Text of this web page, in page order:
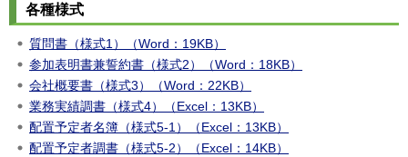
各種様式
質問書（様式1）（Word：19KB）
参加表明書兼誓約書（様式2）（Word：18KB）
会社概要書（様式3）（Word：22KB）
業務実績調書（様式4）（Excel：13KB）
配置予定者名簿（様式5-1）（Excel：13KB）
配置予定者調書（様式5-2）（Excel：14KB）